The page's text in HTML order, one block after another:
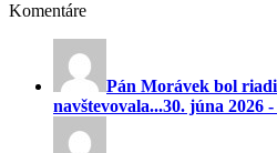
Komentáre
Pán Morávek bol
navštevovala...30. júna 2026